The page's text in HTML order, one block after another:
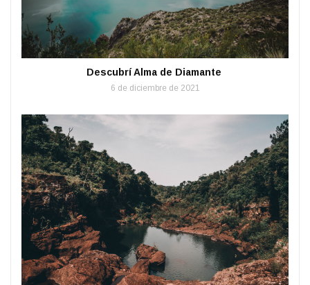
Descubrí Alma de Diamante
6 de diciembre de 2021